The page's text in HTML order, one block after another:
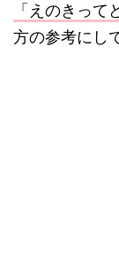
「えのきって
方の参考にし